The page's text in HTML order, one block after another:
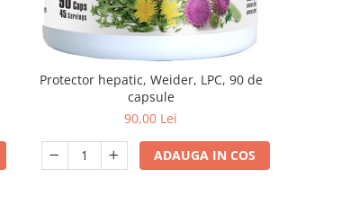
Protector hepatic, Weider, LPC, 90 de
capsule
90,00 Lei
ADAUGA IN COS